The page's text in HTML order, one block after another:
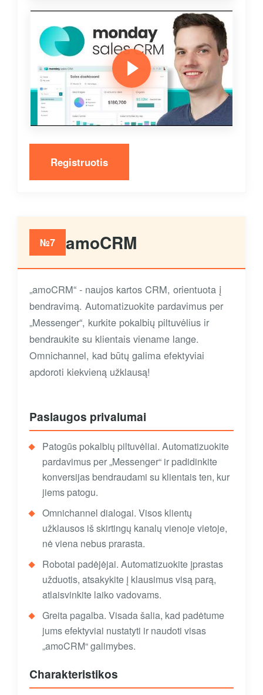
Registruotis
№7 amoCRM
„amoCRM“ - naujos kartos CRM, orientuota į
bendravimą. Automatizuokite pardavimus per
„Messenger“, kurkite pokalbių piltuvėlius ir
bendraukite su klientais viename lange.
Omnichannel, kad būtų galima efektyviai
apdoroti kiekvieną užklausą!
Paslaugos privalumai
Patogūs pokalbių piltuvėliai. Automatizuokite
pardavimus per „Messenger“ ir padidinkite
konversijas bendraudami su klientais ten, kur
jiems patogu.
Omnichannel dialogai. Visos klientų
užklausos iš skirtingų kanalų vienoje vietoje,
nė viena nebus prarasta.
Robotai padėjėjai. Automatizuokite įprastas
užduotis, atsakykite į klausimus visą parą,
atlaisvinkite laiko vadovams.
Greita pagalba. Visada šalia, kad padėtume
jums efektyviai nustatyti ir naudoti visas
„amoCRM“ galimybes.
Charakteristikos